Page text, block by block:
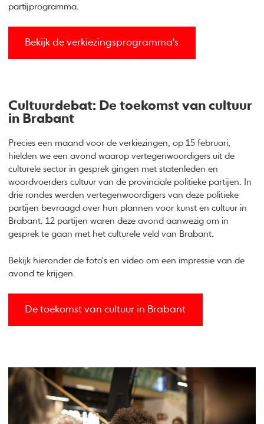
partijprogramma.
Bekijk de verkiezingsprogramma's
Cultuurdebat: De toekomst van cultuur
in Brabant
Precies een maand voor de verkiezingen, op 15 februari,
hielden we een avond waarop vertegenwoordigers uit de
culturele sector in gesprek gingen met statenleden en
woordvoerders cultuur van de provinciale politieke partijen. In
drie rondes werden vertegenwoordigers van deze politieke
partijen bevraagd over hun plannen voor kunst en cultuur in
Brabant. 12 partijen waren deze avond aanwezig om in
gesprek te gaan met het culturele veld van Brabant.
Bekijk hieronder de foto's en video om een impressie van de
avond te krijgen.
De toekomst van cultuur in Brabant